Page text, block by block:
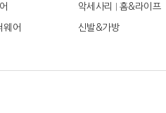
악세사리 홈&라이프
웨어 신발&가방